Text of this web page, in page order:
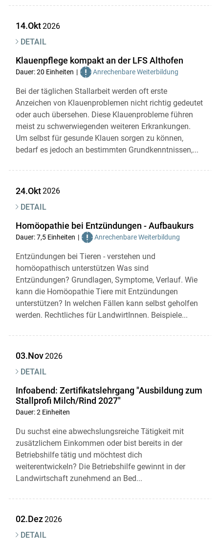
14.Okt2026
DETAIL
Klauenpflege kompakt an der LFS Althofen
Dauer: 20 Einheiten Anrechenbare Weiterbildung
Bei der täglichen Stallarbeit werden oft erste
Anzeichen von Klauenproblemen nicht richtig gedeutet
oder auch übersehen. Diese Klauenprobleme führen
meist zu schwerwiegenden weiteren Erkrankungen.
Um selbst für gesunde Klauen sorgen zu können,
bedarf es jedoch an bestimmten Grundkenntnissen,...
24.Okt2026
DETAIL
Homöopathie bei Entzündungen - Aufbaukurs
Dauer: 7,5 Einheiten Anrechenbare Weiterbildung
Entzündungen bei Tieren - verstehen und
homöopathisch unterstützen Was sind
Entzündungen? Grundlagen, Symptome, Verlauf. Wie
kann die Homöopathie Tiere mit Entzündungen
unterstützen? In welchen Fällen kann selbst geholfen
werden. Rechtliches für LandwirtInnen. Beispiele...
03.Nov2026
DETAIL
Infoabend: Zertifikatslehrgang "Ausbildung zum
Stallprofi Milch/Rind 2027"
Dauer: 2 Einheiten
Du suchst eine abwechslungsreiche Tätigkeit mit
zusätzlichem Einkommen oder bist bereits in der
Betriebshilfe tätig und möchtest dich
weiterentwickeln? Die Betriebshilfe gewinnt in der
Landwirtschaft zunehmend an Bed...
02.Dez2026
DETAIL